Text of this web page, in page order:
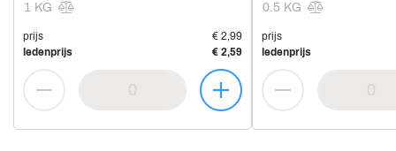
1 KG
prijs
€ 2,99
ledenprijs
€ 2,59
0.5 KG
prijs
ledenprijs